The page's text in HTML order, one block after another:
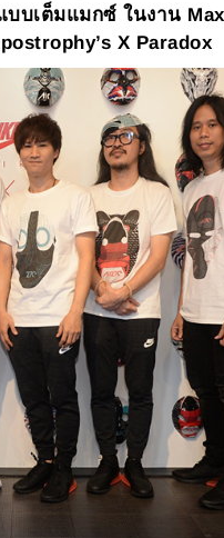
บเต็มแมกซ์ ในงาน
X Paradox